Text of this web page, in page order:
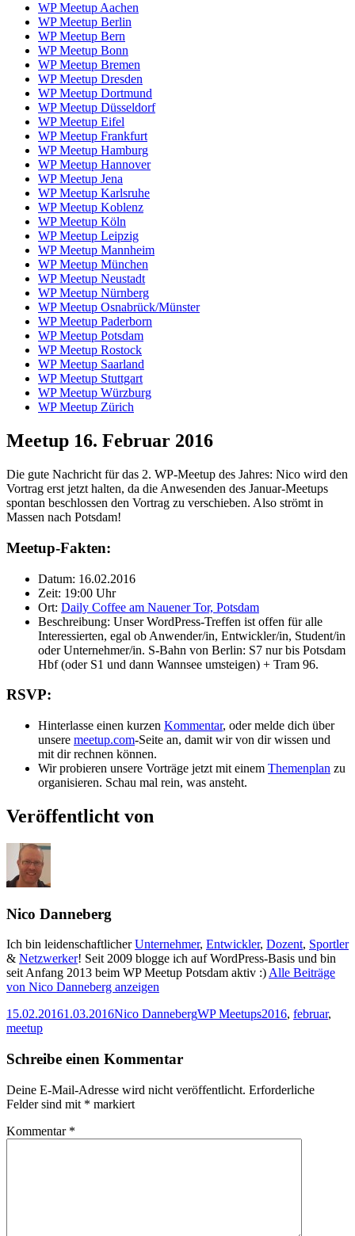
WP Meetup Aachen
WP Meetup Berlin
WP Meetup Bern
WP Meetup Bonn
WP Meetup Bremen
WP Meetup Dresden
WP Meetup Dortmund
WP Meetup Düsseldorf
WP Meetup Eifel
WP Meetup Frankfurt
WP Meetup Hamburg
WP Meetup Hannover
WP Meetup Jena
WP Meetup Karlsruhe
WP Meetup Koblenz
WP Meetup Köln
WP Meetup Leipzig
WP Meetup Mannheim
WP Meetup München
WP Meetup Neustadt
WP Meetup Nürnberg
WP Meetup Osnabrück/Münster
WP Meetup Paderborn
WP Meetup Potsdam
WP Meetup Rostock
WP Meetup Saarland
WP Meetup Stuttgart
WP Meetup Würzburg
WP Meetup Zürich
Meetup 16. Februar 2016
Die gute Nachricht für das 2. WP-Meetup des Jahres: Nico wird den
Vortrag erst jetzt halten, da die Anwesenden des Januar-Meetups
spontan beschlossen den Vortrag zu verschieben. Also strömt in
Massen nach Potsdam!
Meetup-Fakten:
Datum: 16.02.2016
Zeit: 19:00 Uhr
Ort: Daily Coffee am Nauener Tor, Potsdam
Beschreibung: Unser WordPress-Treffen ist offen für alle
Interessierten, egal ob Anwender/in, Entwickler/in, Student/in
oder Unternehmer/in. S-Bahn von Berlin: S7 nur bis Potsdam
Hbf (oder S1 und dann Wannsee umsteigen) + Tram 96.
RSVP:
Hinterlasse einen kurzen Kommentar, oder melde dich über
unsere meetup.com-Seite an, damit wir von dir wissen und
mit dir rechnen können.
Wir probieren unsere Vorträge jetzt mit einem Themenplan zu
organisieren. Schau mal rein, was ansteht.
Veröffentlicht von
Nico Danneberg
Ich bin leidenschaftlicherUnternehmer, Entwickler, Dozent, Sportler
& Netzwerker! Seit 2009 blogge ich auf WordPress-Basis und bin
seit Anfang 2013 beim WP Meetup Potsdam aktiv :) Alle Beiträge
von Nico Danneberg anzeigen
Veröffentlicht
am
15.02.20161.03.2016Autor
Nico DannebergKategorien
WP MeetupsSchlagwörter
2016, februar,
meetup
Schreibe einen Kommentar
Deine E-Mail-Adresse wird nicht veröffentlicht. Erforderliche
Felder sind mit * markiert
Kommentar *